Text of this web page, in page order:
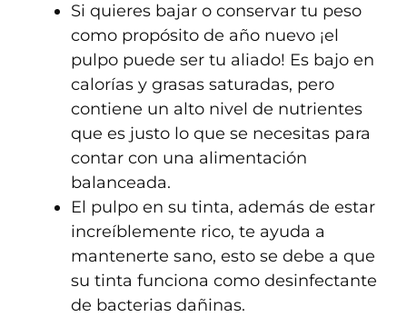
Si quieres bajar o conservar tu peso
como propósito de año nuevo ¡el
pulpo puede ser tu aliado! Es bajo en
calorías y grasas saturadas, pero
contiene un alto nivel de nutrientes
que es justo lo que se necesitas para
contar con una alimentación
balanceada.
El pulpo en su tinta, además de estar
increíblemente rico, te ayuda a
mantenerte sano, esto se debe a que
su tinta funciona como desinfectante
de bacterias dañinas.